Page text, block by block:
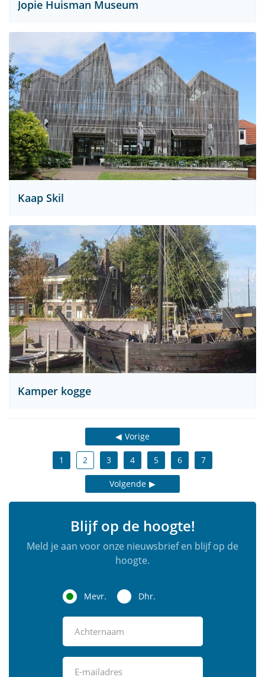
Jopie Huisman Museum
Kaap Skil
Kamper kogge
Vorige
1 2 3 4 5 6 7
Volgende
Blijf op de hoogte!
Meld je aan voor onze nieuwsbrief en blijf op de
hoogte.
Mevr. Dhr.